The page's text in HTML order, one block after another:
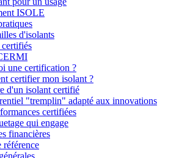
ISOLE
d'isolants
une certification ?
certifier mon isolant ?
d'un isolant certifié
"tremplin" adapté aux innovations
certifiées
qui engage
financières
référence